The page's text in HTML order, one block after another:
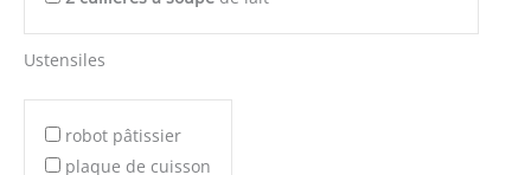
Ustensiles
robot pâtissier
plaque de cuisson